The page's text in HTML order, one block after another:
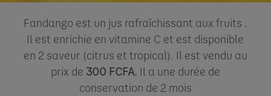
Fandango est un jus rafraîchissant aux fruits .
Il est enrichie en vitamine C et est disponible
en 2 saveur (citrus et tropical). Il est vendu au
prix de 300 FCFA. Il a une durée de
conservation de 2 mois​